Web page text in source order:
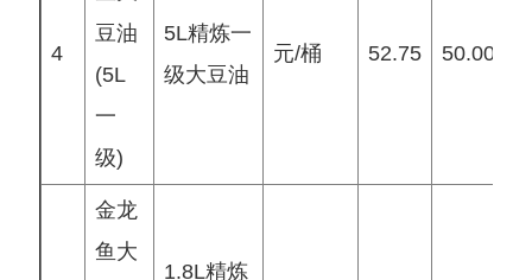
4
豆油
(5L
一
级)
5L精炼一
级大豆油
元/桶 52.75 50.00
金龙
鱼大
1.8L精炼